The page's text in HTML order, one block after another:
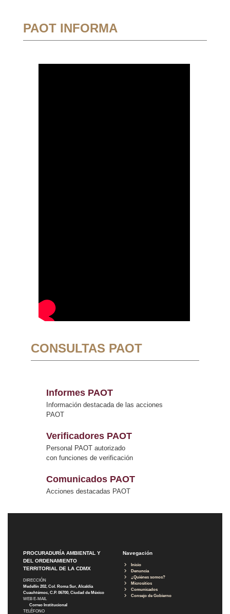
PAOT INFORMA
CONSULTAS PAOT
Informes PAOT
Información destacada de las acciones
PAOT
Verificadores PAOT
Personal PAOT autorizado
con funciones de verificación
Comunicados PAOT
Acciones destacadas PAOT
PROCURADURÍA AMBIENTAL Y
DEL ORDENAMIENTO
TERRITORIAL DE LA CDMX
DIRECCIÓN
Medellín 202, Col. Roma Sur, Alcaldía
Cuauhtémoc, C.P. 06700, Ciudad de México
WEB E-MAIL
Correo Institucional
TELÉFONO
Navegación
Inicio
Denuncia
¿Quiénes somos?
Micrositios
Comunicados
Consejo de Gobierno